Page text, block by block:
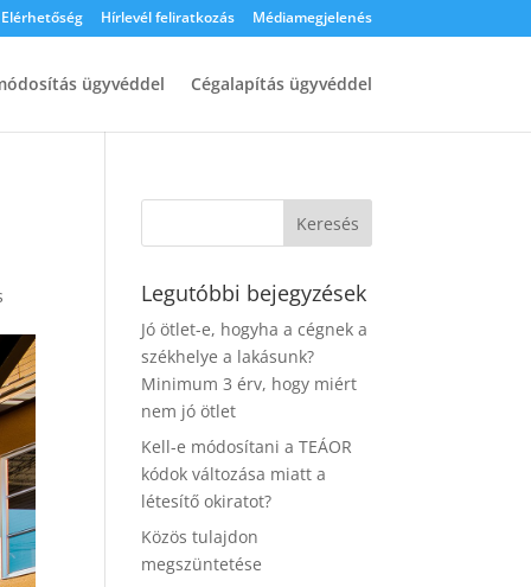
Elérhetőség Hírlevél feliratkozás Médiamegjelenés
ügyvéddel Cégalapítás ügyvéddel
Legutóbbi bejegyzések
Jó ötlet-e, hogyha a cégnek a
székhelye a lakásunk?
Minimum 3 érv, hogy miért
nem jó ötlet
Kell-e módosítani a TEÁOR
kódok változása miatt a
létesítő okiratot?
Közös tulajdon
megszüntetése